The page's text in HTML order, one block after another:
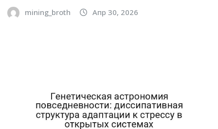
mining_broth Апр 30, 2026